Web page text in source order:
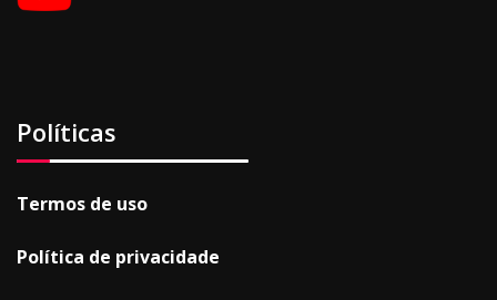
Políticas
Termos de uso
Política de privacidade